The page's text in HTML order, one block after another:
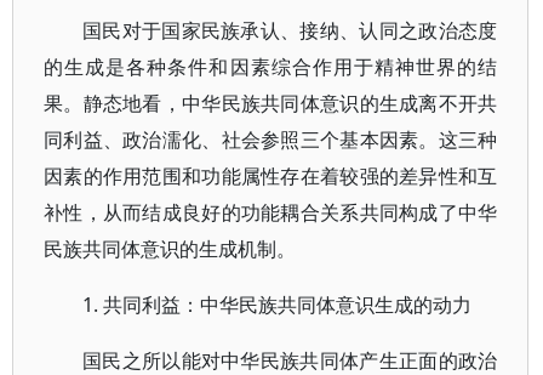
国民对于国家民族承认、接纳、认同之政治态度
的生成是各种条件和因素综合作用于精神世界的结
果。静态地看，中华民族共同体意识的生成离不开共
同利益、政治濡化、社会参照三个基本因素。这三种
因素的作用范围和功能属性存在着较强的差异性和互
补性，从而结成良好的功能耦合关系共同构成了中华
民族共同体意识的生成机制。
1. 共同利益：中华民族共同体意识生成的动力
国民之所以能对中华民族共同体产生正面的政治